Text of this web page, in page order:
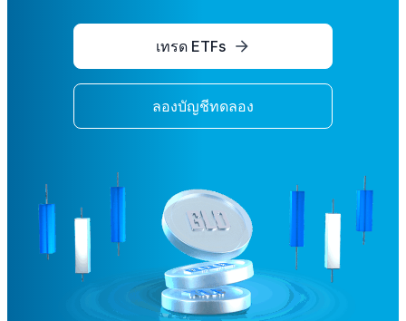
เทรด ETFs
ลองบัญชีทดลอง